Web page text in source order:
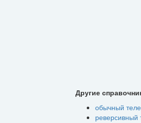
Другие
обычный
реверсивный